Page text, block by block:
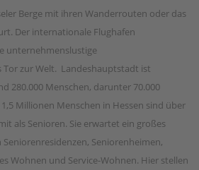
Berge mit ihren Wanderrouten oder das
Der internationale Flughafen
unternehmenslustige
Tor zur Welt. Landeshauptstadt ist
280.000 Menschen, darunter 70.000
Millionen Menschen in Hessen sind über
als Senioren. Sie erwartet ein großes
Seniorenheimen,
Wohnen und Service-Wohnen. Hier stellen